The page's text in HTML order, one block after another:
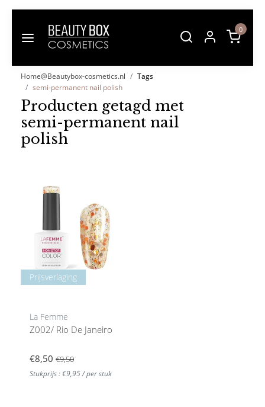
0
Home@Beautybox-cosmetics.nl
Tags
semi-permanent nail polish
Producten getagd met
semi-permanent nail
polish
Prijsverlaging
La Femme
Z002/ Rio De Janeiro
€8,50 €9,50
Stukprijs : €9,95 / per stuk